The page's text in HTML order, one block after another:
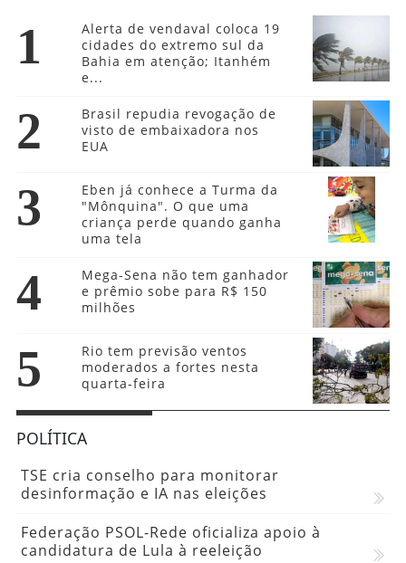
1
Alerta de vendaval coloca 19
cidades do extremo sul da
Bahia em atenção; Itanhém
e...
2
Brasil repudia revogação de
visto de embaixadora nos
EUA
3
Eben já conhece a Turma da
"Mônquina". O que uma
criança perde quando ganha
uma tela
4
Mega-Sena não tem ganhador
e prêmio sobe para R$ 150
milhões
5
Rio tem previsão ventos
moderados a fortes nesta
quarta-feira
POLÍTICA
TSE cria conselho para monitorar
desinformação e IA nas eleições
Federação PSOL-Rede oficializa apoio à
candidatura de Lula à reeleição